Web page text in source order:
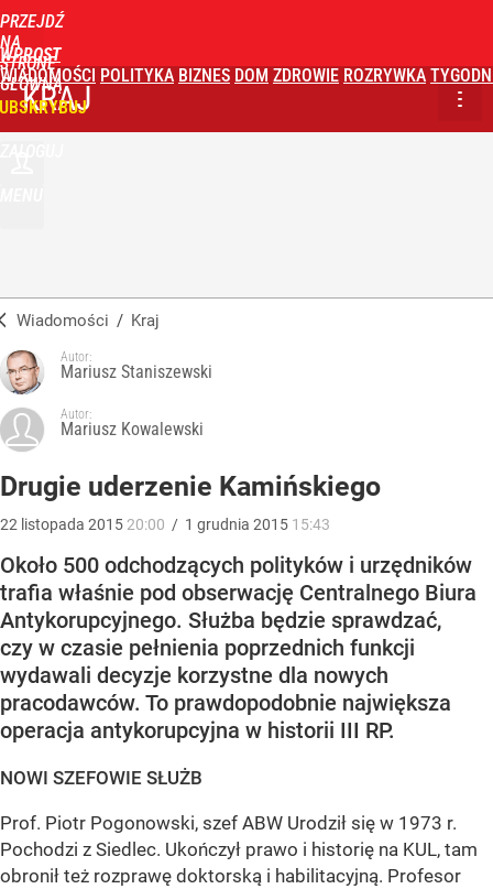
PRZEJDŹ
NA
STRONĘ
GŁÓWNĄ
WPROST
WIADOMOŚCI POLITYKA BIZNES DOM ZDROWIE ROZRYWKA
KRAJ
Wiadomości / Kraj
Autor:
Mariusz Staniszewski
Autor:
Mariusz Kowalewski
Drugie uderzenie Kamińskiego
22 listopada 2015 20:00 / 1 grudnia 2015 15:43
Około 500 odchodzących polityków i urzędników
trafia właśnie pod obserwację Centralnego Biura
Antykorupcyjnego. Służba będzie sprawdzać,
czy w czasie pełnienia poprzednich funkcji
wydawali decyzje korzystne dla nowych
pracodawców. To prawdopodobnie największa
operacja antykorupcyjna w historii III RP.
NOWI SZEFOWIE SŁUŻB
Prof. Piotr Pogonowski, szef ABW Urodził się w 1973 r.
Pochodzi z Siedlec. Ukończył prawo i historię na KUL, tam
obronił też rozprawę doktorską i habilitacyjną. Profesor